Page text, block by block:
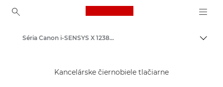
Canon Logo, back to
Riešenia a služby
Séria Canon i-SENSYS X 1238P II – podnikové tlačiarne
Kancelárske čiernobiele tlačiarne